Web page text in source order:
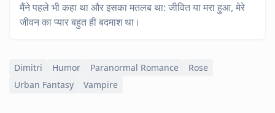
मैंने पहले भी कहा था और इसका मतलब था: जीवित या मरा हुआ, मेरे
जीवन का प्यार बहुत ही बदमाश था।
Dimitri Humor Paranormal Romance
Rose
Urban Fantasy
Vampire